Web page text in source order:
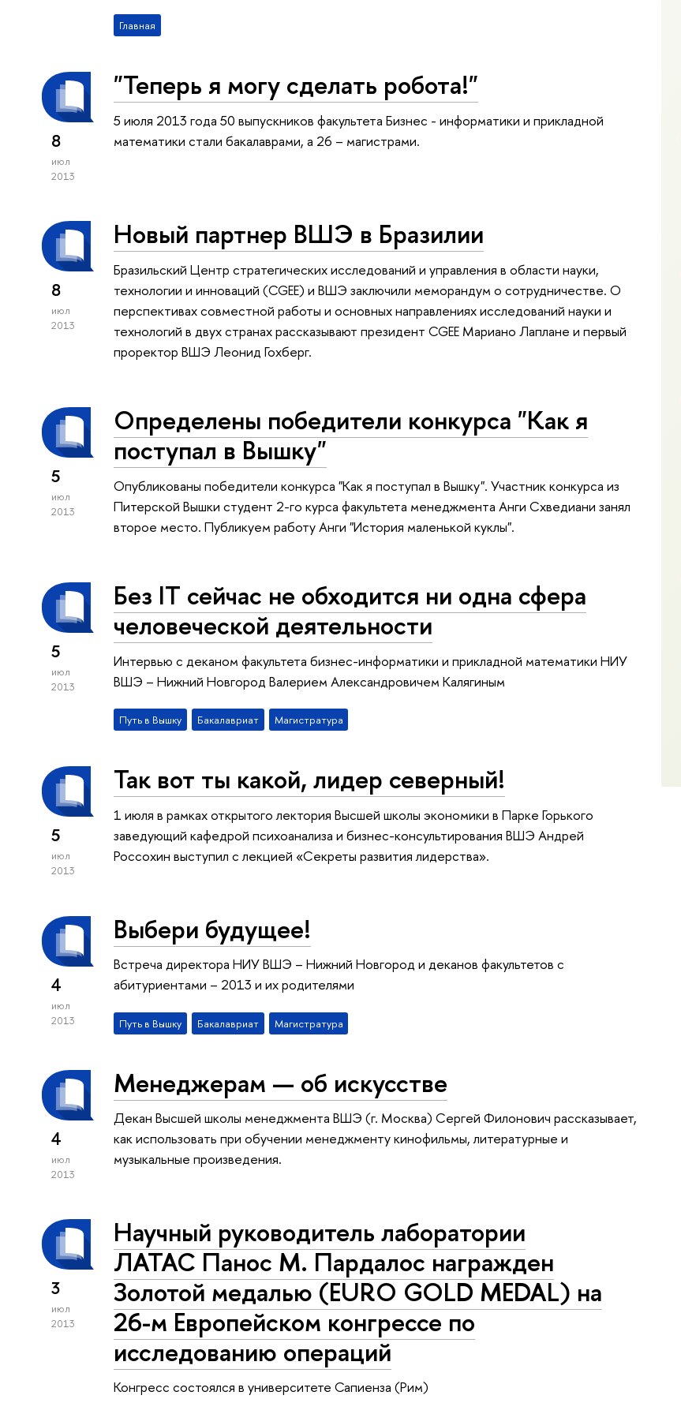
Главная
8
июл
2013
"Теперь я могу сделать робота!"
5 июля 2013 года 50 выпускников факультета Бизнес - информатики и прикладной
математики стали бакалаврами, а 26 – магистрами.
8
июл
2013
Новый партнер ВШЭ в Бразилии
Бразильский Центр стратегических исследований и управления в области науки,
технологии и инноваций (CGEE) и ВШЭ заключили меморандум о сотрудничестве. О
перспективах совместной работы и основных направлениях исследований науки и
технологий в двух странах рассказывают президент CGEE Мариано Лаплане и первый
проректор ВШЭ Леонид Гохберг.
5
июл
2013
Определены победители конкурса "Как я
поступал в Вышку"
Опубликованы победители конкурса "Как я поступал в Вышку". Участник конкурса из
Питерской Вышки студент 2-го курса факультета менеджмента Анги Схведиани занял
второе место. Публикуем работу Анги "История маленькой куклы".
5
июл
2013
Без IT сейчас не обходится ни одна сфера
человеческой деятельности
Интервью с деканом факультета бизнес-информатики и прикладной математики НИУ
ВШЭ – Нижний Новгород Валерием Александровичем Калягиным
Путь в Вышку Бакалавриат Магистратура
5
июл
2013
Так вот ты какой, лидер северный!
1 июля в рамках открытого лектория Высшей школы экономики в Парке Горького
заведующий кафедрой психоанализа и бизнес-консультирования ВШЭ Андрей
Россохин выступил с лекцией «Секреты развития лидерства».
4
июл
2013
Выбери будущее!
Встреча директора НИУ ВШЭ – Нижний Новгород и деканов факультетов с
абитуриентами – 2013 и их родителями
Путь в Вышку Бакалавриат Магистратура
4
июл
2013
Менеджерам — об искусстве
Декан Высшей школы менеджмента ВШЭ (г. Москва) Сергей Филонович рассказывает,
как использовать при обучении менеджменту кинофильмы, литературные и
музыкальные произведения.
3
июл
2013
Научный руководитель лаборатории
ЛАТАС Панос М. Пардалос награжден
Золотой медалью (EURO GOLD MEDAL) на
26-м Европейском конгрессе по
исследованию операций
Конгресс состоялся в университете Сапиенза (Рим)